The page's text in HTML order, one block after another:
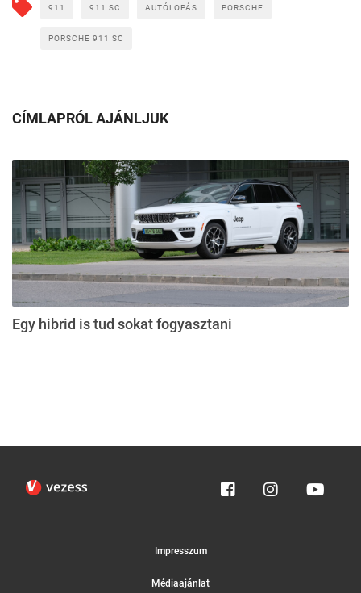
911 911 SC AUTÓLOPÁS PORSCHE
PORSCHE 911 SC
CÍMLAPRÓL AJÁNLJUK
Egy hibrid is tud sokat fogyasztani
Impresszum
Médiaajánlat